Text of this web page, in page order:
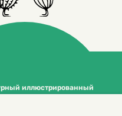
иллюстрированный